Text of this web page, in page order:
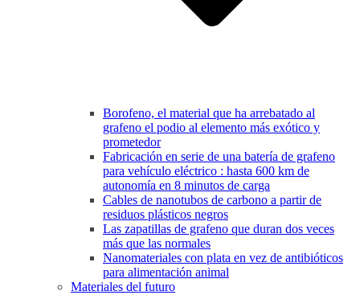
Borofeno, el material que ha arrebatado al
grafeno el podio al elemento más exótico y
prometedor
Fabricación en serie de una batería de grafeno
para vehículo eléctrico : hasta 600 km de
autonomía en 8 minutos de carga
Cables de nanotubos de carbono a partir de
residuos plásticos negros
Las zapatillas de grafeno que duran dos veces
más que las normales
Nanomateriales con plata en vez de antibióticos
para alimentación animal
Materiales del futuro